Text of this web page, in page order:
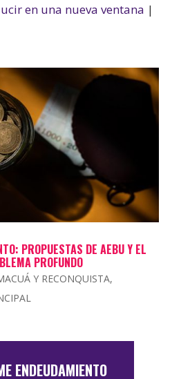
en una nueva ventana |
PROPUESTAS DE AEBU Y EL
PROFUNDO
Y RECONQUISTA,
ENDEUDAMIENTO